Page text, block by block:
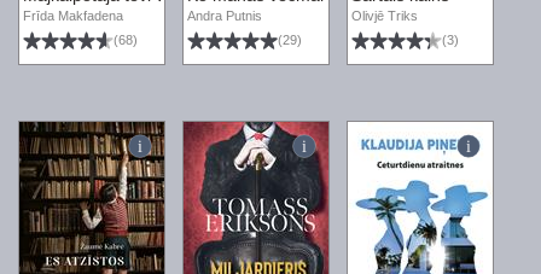
Frīda Makfadena
(68)
Andra Putnis
(29)
Olivjē Triks
(3)